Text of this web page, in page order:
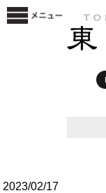
2023/02/17